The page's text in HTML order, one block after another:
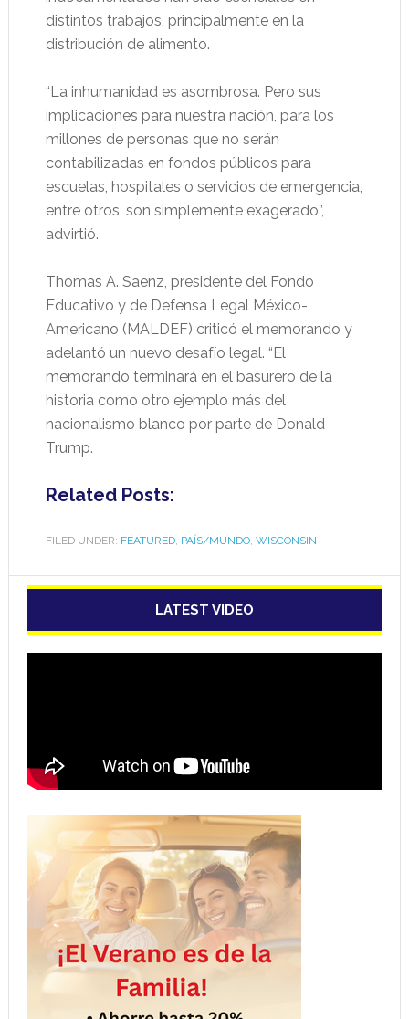
distintos trabajos, principalmente en la
distribución de alimento.
“La inhumanidad es asombrosa. Pero sus
implicaciones para nuestra nación, para los
millones de personas que no serán
contabilizadas en fondos públicos para
escuelas, hospitales o servicios de emergencia,
entre otros, son simplemente exagerado”,
advirtió.
Thomas A. Saenz, presidente del Fondo
Educativo y de Defensa Legal México-
Americano (MALDEF) criticó el memorando y
adelantó un nuevo desafío legal. “El
memorando terminará en el basurero de la
historia como otro ejemplo más del
nacionalismo blanco por parte de Donald
Trump.
Related Posts:
FILED UNDER: FEATURED, PAÍS/MUNDO, WISCONSIN
LATEST VIDEO